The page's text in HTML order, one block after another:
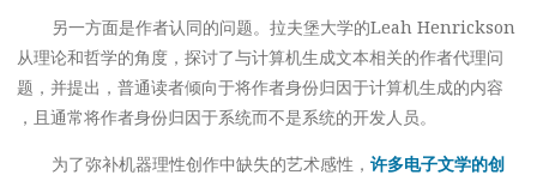
另一方面是作者认同的问题。拉夫堡大学的Leah Henrickson
从理论和哲学的角度，探讨了与计算机生成文本相关的作者代理问
题，并提出，普通读者倾向于将作者身份归因于计算机生成的内容
，且通常将作者身份归因于系统而不是系统的开发人员。
为了弥补机器理性创作中缺失的艺术感性，许多电子文学的创